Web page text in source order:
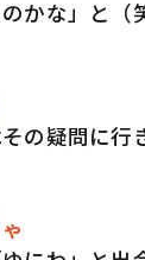
かな」と（
の疑問に行